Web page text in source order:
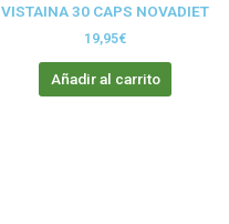
VISTAINA 30 CAPS NOVADIET
19,95€
Añadir al carrito